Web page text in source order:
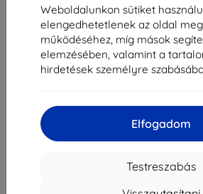
Weboldalunkon sütiket
elengedhetetlenek az oldal
működéséhez, míg mások
elemzésében, valamint a
hirdetések személyre
Elfogadom
Testreszabás
16 101 Ft
Raktáron > 5 darab
Összes találat